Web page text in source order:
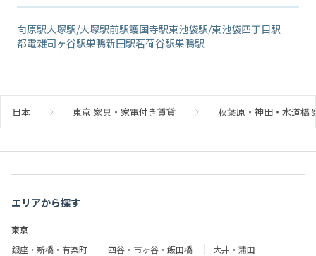
向原駅大塚駅/大塚駅前駅護国寺駅東池袋駅/東池袋四丁目駅
都電雑司ヶ谷駅巣鴨新田駅茗荷谷駅巣鴨駅
日本 東京 家具・家電付き賃貸 秋葉原・神田・水道橋
エリアから探す
東京
銀座・新橋・有楽町
四谷・市ヶ谷・飯田橋
大井・蒲田